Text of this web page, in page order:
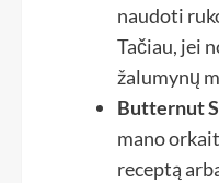
naudoti
Tačiau, jei
žalumynų
Butternut
mano
receptą